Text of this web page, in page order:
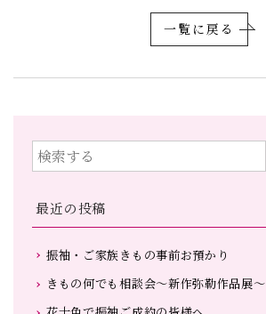
一覧に戻る
最近の投稿
振袖・ご家族きもの事前お預かり
きもの何でも相談会～新作弥勒作品展～